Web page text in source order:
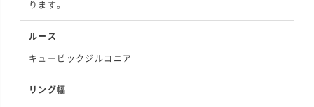
ります。
ルース
キュービックジルコニア
リング幅